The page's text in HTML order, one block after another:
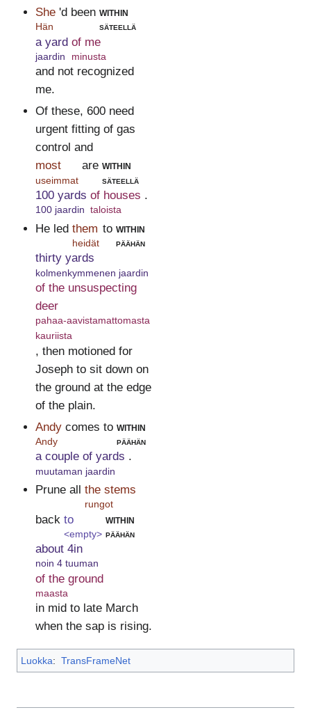
She
Hän
'd been within
säteellä
a yard
jaardin
of me
minusta
and not recognized
me.
Of these, 600 need
urgent fitting of gas
control and
most
useimmat
are within
säteellä
100 yards
100 jaardin
of houses
taloista
.
He led them
heidät
to within
päähän
thirty yards
kolmenkymmenen jaardin
of the unsuspecting
deer
pahaa-aavistamattomasta
kauriista
, then motioned for
Joseph to sit down on
the ground at the edge
of the plain.
Andy
Andy
comes to within
päähän
a couple of yards
muutaman jaardin
.
Prune all the stems
rungot
back to
<empty>
within
päähän
about 4in
noin 4 tuuman
of the ground
maasta
in mid to late March
when the sap is rising.
Luokka: TransFrameNet